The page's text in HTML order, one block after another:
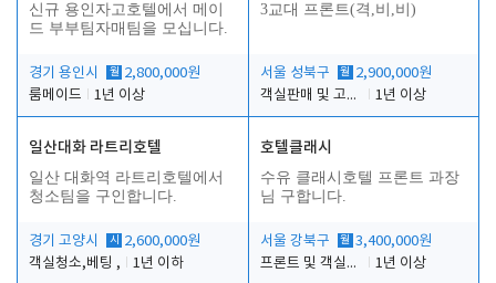
신규 용인자고호텔에서 메이
드 부부팀자매팀을 모십니다.
경기 용인시 월 2,800,000원
룸메이드
1년 이상
3교대 프론트(격,비,비)
서울 성북구 월 2,900,000원
객실판매 및 고객응대
1년 이상
일산대화 라트리호텔
일산 대화역 라트리호텔에서
청소팀을 구인합니다.
경기 고양시 시
2,600,000원
객실청소,베팅 ,
1년 이하
호텔클래시
수유 클래시호텔 프론트 과장
님 구합니다.
서울 강북구 월 3,400,000원
프론트 및 객실관리
1년 이상